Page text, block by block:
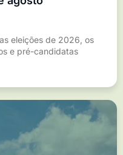
eleições de 2026, os
e pré-candidatas